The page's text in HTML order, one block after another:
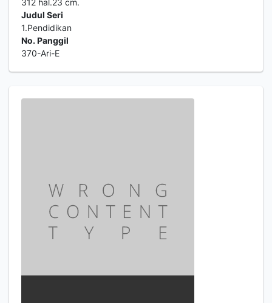
312 hal.23 cm.
Judul Seri
1.Pendidikan
No. Panggil
370-Ari-E